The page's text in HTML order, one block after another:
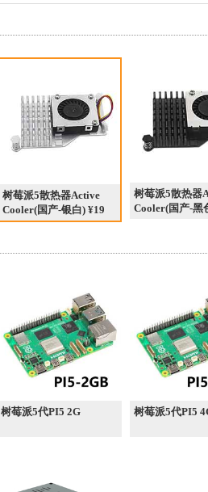
树莓派5散热器Active
Cooler(国产-银白) ¥19
树莓派5散热器
Cooler(国产-黑
树莓派5代PI5 2G 树莓派5代PI5